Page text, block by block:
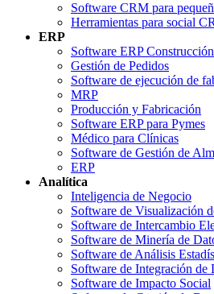
Software CRM para
Herramientas para social
ERP
Software ERP Construcción
Gestión de Pedidos
Software de ejecución de
MRP
Producción y Fabricación
Software ERP para Pymes
Médico para Clínicas
Software de Gestión de
ERP
Analítica
Inteligencia de Negocio
Software de Visualización
Software de Intercambio
Software de Minería de
Software de Análisis
Software de Integración de
Software de Impacto Social